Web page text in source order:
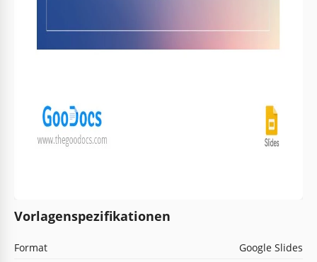
Vorlagenspezifikationen
Format
Google Slides